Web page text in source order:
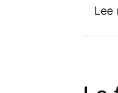
Lee